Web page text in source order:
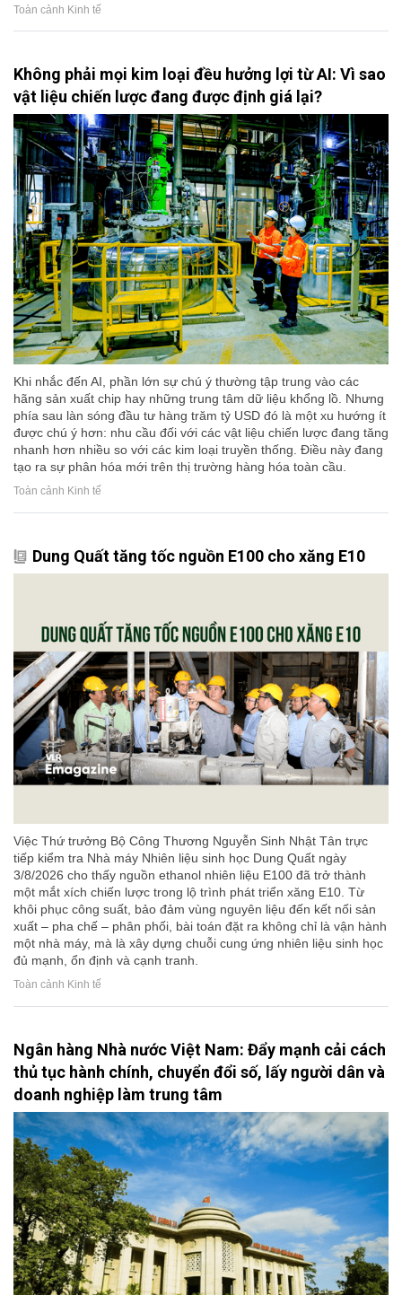
Toàn cảnh Kinh tế
Không phải mọi kim loại đều hưởng lợi từ AI: Vì sao
vật liệu chiến lược đang được định giá lại?
Khi nhắc đến AI, phần lớn sự chú ý thường tập trung vào các
hãng sản xuất chip hay những trung tâm dữ liệu khổng lồ. Nhưng
phía sau làn sóng đầu tư hàng trăm tỷ USD đó là một xu hướng ít
được chú ý hơn: nhu cầu đối với các vật liệu chiến lược đang tăng
nhanh hơn nhiều so với các kim loại truyền thống. Điều này đang
tạo ra sự phân hóa mới trên thị trường hàng hóa toàn cầu.
Toàn cảnh Kinh tế
Dung Quất tăng tốc nguồn E100 cho xăng E10
Việc Thứ trưởng Bộ Công Thương Nguyễn Sinh Nhật Tân trực
tiếp kiểm tra Nhà máy Nhiên liệu sinh học Dung Quất ngày
3/8/2026 cho thấy nguồn ethanol nhiên liệu E100 đã trở thành
một mắt xích chiến lược trong lộ trình phát triển xăng E10. Từ
khôi phục công suất, bảo đảm vùng nguyên liệu đến kết nối sản
xuất – pha chế – phân phối, bài toán đặt ra không chỉ là vận hành
một nhà máy, mà là xây dựng chuỗi cung ứng nhiên liệu sinh học
đủ mạnh, ổn định và cạnh tranh.
Toàn cảnh Kinh tế
Ngân hàng Nhà nước Việt Nam: Đẩy mạnh cải cách
thủ tục hành chính, chuyển đổi số, lấy người dân và
doanh nghiệp làm trung tâm